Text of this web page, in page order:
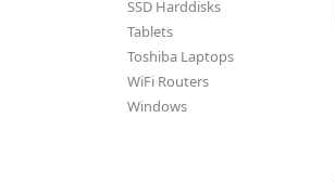
SSD Harddisks
Tablets
Toshiba Laptops
WiFi Routers
Windows